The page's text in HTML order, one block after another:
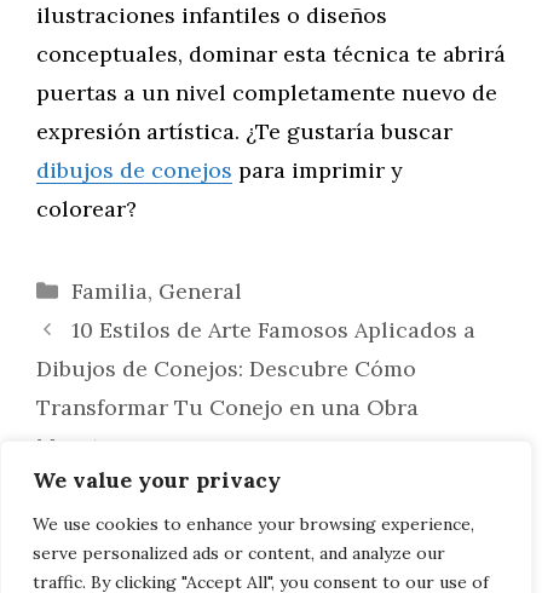
We value your privacy
We use cookies to enhance your browsing experience,
serve personalized ads or content, and analyze our
traffic. By clicking "Accept All", you consent to our use of
ilustraciones infantiles o diseños
conceptuales, dominar esta técnica te abrirá
puertas a un nivel completamente nuevo de
expresión artística. ¿Te gustaría buscar
dibujos de conejos para imprimir y
colorear?
Categorías
Familia, General
10 Estilos de Arte Famosos Aplicados a
Dibujos de Conejos: Descubre Cómo
Transformar Tu Conejo en una Obra
Maestra
Cómo Dibujar un Conejo Caricaturesco:
Guía Divertida y Práctica para Crear
Personajes Inolvidables